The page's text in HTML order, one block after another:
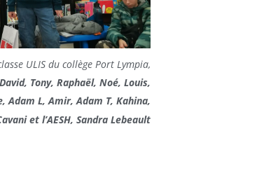
ULIS du collège Port Lympia,
Tony, Raphaël, Noé, Louis,
Adam L, Amir, Adam T, Kahina,
et l’AESH, Sandra Lebeault